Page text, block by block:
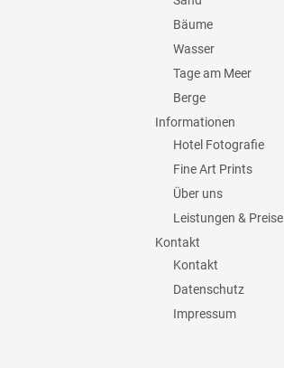
Bäume
Wasser
Tage am Meer
Berge
Informationen
Hotel Fotografie
Fine Art Prints
Über uns
Leistungen & Preise
Kontakt
Kontakt
Datenschutz
Impressum